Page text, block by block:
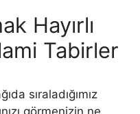
Hayırlı
Tabirler
sıraladığımız
görmenizin ne